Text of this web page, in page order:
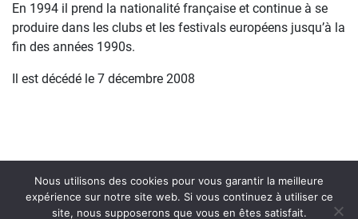
En 1994 il prend la nationalité française et continue à se
produire dans les clubs et les festivals européens jusqu’à la
fin des années 1990s.
Il est décédé le 7 décembre 2008
Nous utilisons des cookies pour vous garantir la meilleure
expérience sur notre site web. Si vous continuez à utiliser ce
site, nous supposerons que vous en êtes satisfait.